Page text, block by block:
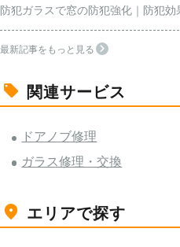
防犯ガラスで窓の防犯強化｜防犯
最新記事をもっと見る
関連サービス
ドアノブ修理
ガラス修理・交換
エリアで探す